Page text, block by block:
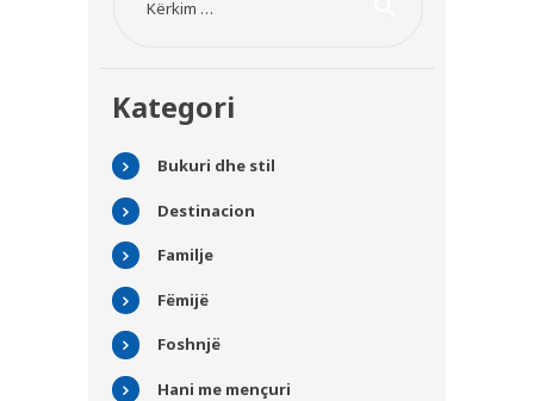
Kategori
Bukuri dhe stil
Destinacion
Familje
Fëmijë
Foshnjë
Hani me mençuri